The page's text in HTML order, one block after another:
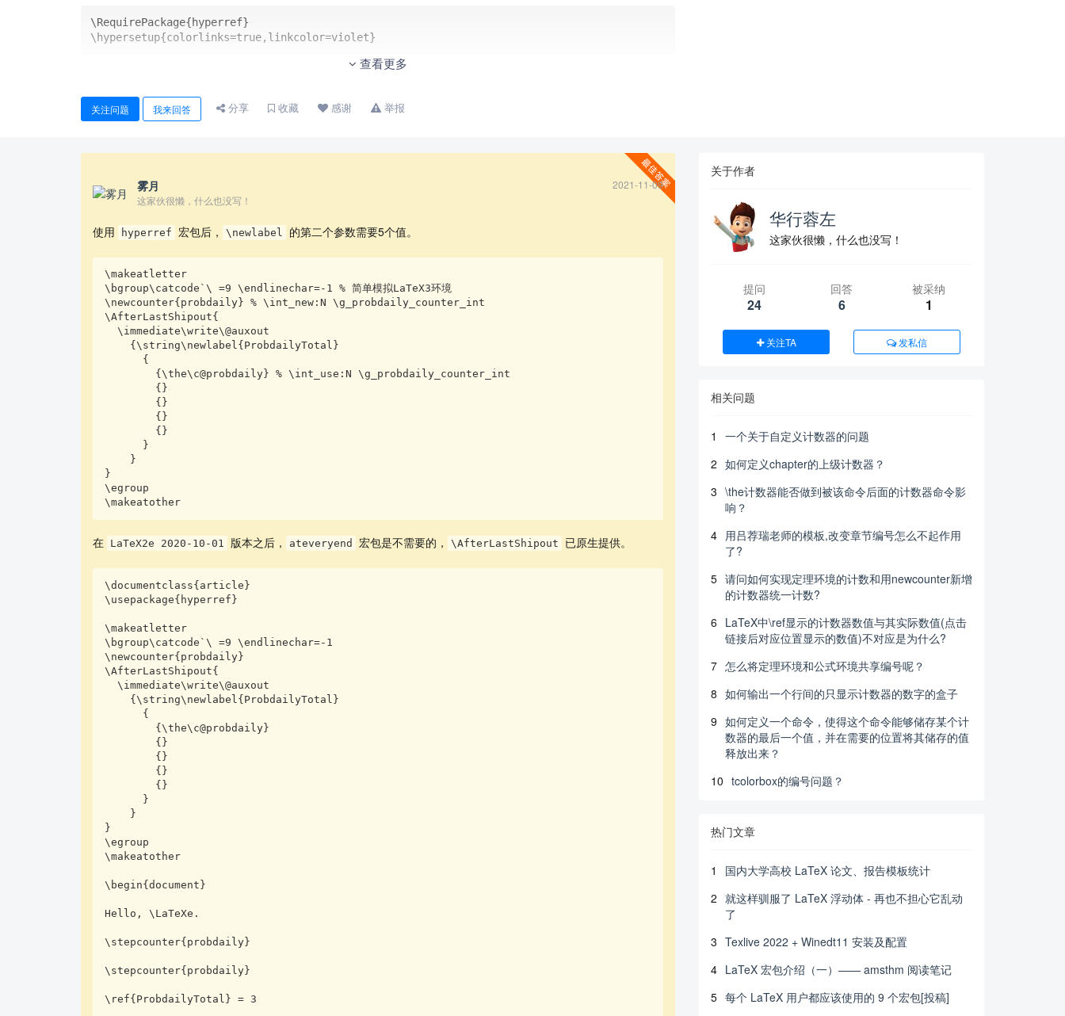
\RequirePackage{hyperref}
\hypersetup{colorlinks=true,linkcolor=violet}
注释掉以后前面计数器正常的,但是如果两者在一起,那么计数器无法显示总数,可以编译通过,但是显示的是“总??个”
请问能共存吗?或者有更好的方式在保留hyperref的情况下实现计数器总y个的实现
查看更多
关注问题 我来回答 分享 收藏 感谢 举报
雾月
2021-11-09
这家伙很懒，什么也没写！
使用 hyperref 宏包后， \newlabel 的第二个参数需要5个值。
\makeatletter
\bgroup\catcode`\ =9 \endlinechar=-1 % 简单模拟LaTeX3环境
\newcounter{probdaily} % \int_new:N \g_probdaily_counter_int
\AfterLastShipout{
  \immediate\write\@auxout
}
\egroup
\makeatother
在 LaTeX2e 2020-10-01 版本之后， ateveryend 宏包是不需要的， \AfterLastShipout 已原生提供。
\documentclass{article}
\usepackage{hyperref}
\makeatletter
\bgroup\catcode`\ =9 \endlinechar=-1
\newcounter{probdaily}
\AfterLastShipout{
  \immediate\write\@auxout
}
\egroup
\makeatother
\begin{document}
Hello, \LaTeXe.
\stepcounter{probdaily}
\stepcounter{probdaily}
\ref{ProbdailyTotal} = 3
关于作者
华行蓉左
这家伙很懒，什么也没写！
提问
24
回答
6
被采纳
1
关注TA 发私信
相关问题
1
一个关于自定义计数器的问题
2 如何定义chapter的上级计数器？
3 \the计数器能否做到被该命令后面的计数器命令影
响？
4 用吕荐瑞老师的模板,改变章节编号怎么不起作用
了?
5 请问如何实现定理环境的计数和用newcounter新增
的计数器统一计数?
6 LaTeX中\ref显示的计数器数值与其实际数值(点击
链接后对应位置显示的数值)不对应是为什么?
7 怎么将定理环境和公式环境共享编号呢？
8 如何输出一个行间的只显示计数器的数字的盒子
9 如何定义一个命令，使得这个命令能够储存某个计
数器的最后一个值，并在需要的位置将其储存的值
释放出来？
10 tcolorbox的编号问题？
热门文章
1
国内大学高校 LaTeX 论文、报告模板统计
2 就这样驯服了 LaTeX 浮动体 - 再也不担心它乱动
了
3 Texlive 2022 + Winedt11 安装及配置
4 LaTeX 宏包介绍（一）—— amsthm 阅读笔记
5 每个 LaTeX 用户都应该使用的 9 个宏包[投稿]